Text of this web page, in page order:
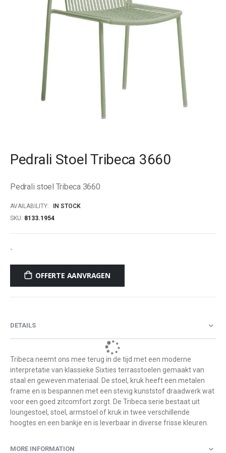
the
the
gallery
Pedrali Stoel Tribeca 3660
Pedrali stoel Tribeca 3660
AVAILABILITY:
IN STOCK
SKU 8133.1954
-
OFFERTE AANVRAGEN
DETAILS
Tribeca neemt ons mee terug in de tijd met een moderne
interpretatie van klassieke Sixties terrasstoelen gemaakt van
staal en geweven materiaal. De stoel, kruk heeft een metalen
frame en is bespannen met een stevig kunststof draadwerk wat
voor een goed zitcomfort zorgt. De Tribeca serie bestaat uit
loungestoel, stoel, armstoel of kruk in twee verschillende
hoogtes en een bankje en is leverbaar in diverse frisse kleuren.
MORE INFORMATION